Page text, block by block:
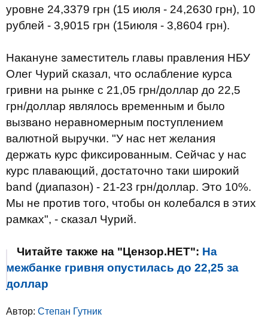
уровне 24,3379 грн (15 июля - 24,2630 грн), 10
рублей - 3,9015 грн (15июля - 3,8604 грн).
Накануне заместитель главы правления НБУ
Олег Чурий сказал, что ослабление курса
гривни на рынке с 21,05 грн/доллар до 22,5
грн/доллар являлось временным и было
вызвано неравномерным поступлением
валютной выручки. "У нас нет желания
держать курс фиксированным. Сейчас у нас
курс плавающий, достаточно таки широкий
band (диапазон) - 21-23 грн/доллар. Это 10%.
Мы не против того, чтобы он колебался в этих
рамках", - сказал Чурий.
Читайте также на "Цензор.НЕТ": На
межбанке гривня опустилась до 22,25 за
доллар
Автор: Степан Гутник